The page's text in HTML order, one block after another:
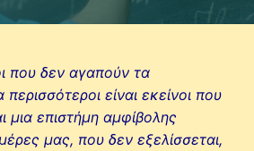
που δεν αγαπούν τα
είναι εκείνοι που
μια επιστήμη αμφίβολης
μας, που δεν εξελίσσεται,